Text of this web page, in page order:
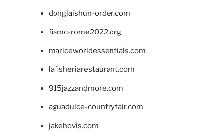
donglaishun-order.com
fiamc-rome2022.org
mariceworldessentials.com
lafisheriarestaurant.com
915jazzandmore.com
aguadulce-countryfair.com
jakehovis.com